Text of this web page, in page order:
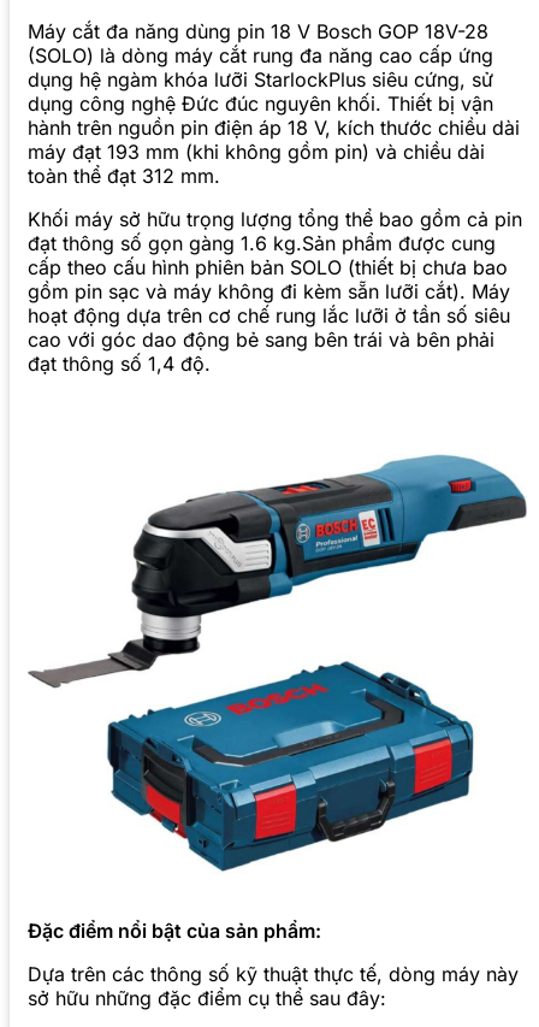
Máy cắt đa năng dùng pin 18 V Bosch GOP 18V-28
(SOLO) là dòng máy cắt rung đa năng cao cấp ứng
dụng hệ ngàm khóa lưỡi StarlockPlus siêu cứng, sử
dụng công nghệ Đức đúc nguyên khối. Thiết bị vận
hành trên nguồn pin điện áp 18 V, kích thước chiều dài
máy đạt 193 mm (khi không gồm pin) và chiều dài
toàn thể đạt 312 mm.
Khối máy sở hữu trọng lượng tổng thể bao gồm cả pin
đạt thông số gọn gàng 1.6 kg.Sản phẩm được cung
cấp theo cấu hình phiên bản SOLO (thiết bị chưa bao
gồm pin sạc và máy không đi kèm sẵn lưỡi cắt). Máy
hoạt động dựa trên cơ chế rung lắc lưỡi ở tần số siêu
cao với góc dao động bẻ sang bên trái và bên phải
đạt thông số 1,4 độ.
Đặc điểm nổi bật của sản phẩm:
Dựa trên các thông số kỹ thuật thực tế, dòng máy này
sở hữu những đặc điểm cụ thể sau đây: